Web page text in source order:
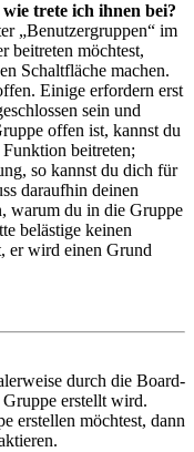
trete ich ihnen bei?
„Benutzergruppen“ im
beitreten möchtest,
Schaltfläche machen.
Einige erfordern erst
sein und
offen ist, kannst du
beitreten;
so kannst du dich für
daraufhin deinen
warum du in die Gruppe
belästige keinen
er wird einen Grund
durch die Board-
erstellt wird.
erstellen möchtest, dann